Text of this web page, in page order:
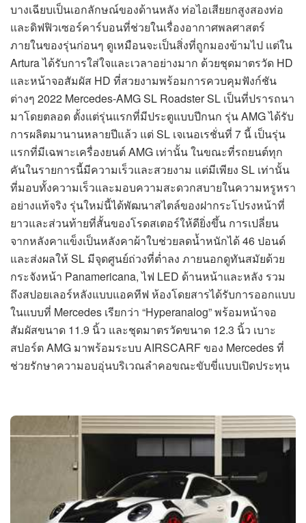
บางเฉียบเป็นเอกลักษณ์ของด้านหลัง ท่อไอเสียยกสูงสองท่อ
และดิฟฟิวเซอร์คาร์บอนที่ช่วยในเรื่องอากาศพลศาสตร์
ภายในของรุ่นก่อนๆ ดูเหมือนจะเป็นสิ่งที่ถูกมองข้ามไป แต่ใน
Artura ได้รับการใส่ใจและเวลาอย่างมาก ด้วยชุดมาตรวัด HD
และหน้าจอสัมผัส HD ที่สวยงามพร้อมการควบคุมฟังก์ชัน
ต่างๆ 2022 Mercedes-AMG SL Roadster SL เป็นที่ปรารถนา
มาโดยตลอด ตั้งแต่รุ่นแรกที่มีประตูแบบปีกนก รุ่น AMG ได้รับ
การผลิตมานานหลายปีแล้ว แต่ SL เจเนอเรชั่นที่ 7 นี้ เป็นรุ่น
แรกที่มีเฉพาะเครื่องยนต์ AMG เท่านั้น ในขณะที่รถยนต์ทุก
คันในรายการนี้มีความเร็วและสวยงาม แต่มีเพียง SL เท่านั้น
ที่มอบทั้งความเร็วและมอบความสะดวกสบายในความหรูหรา
อย่างแท้จริง รุ่นใหม่นี้ได้พัฒนาสไตล์ของฝากระโปรงหน้าที่
ยาวและส่วนท้ายที่สั้นของโรดสเตอร์ให้ดียิ่งขึ้น การเปลี่ยน
จากหลังคาแข็งเป็นหลังคาผ้าใบช่วยลดน้ำหนักได้ 46 ปอนด์
และส่งผลให้ SL มีจุดศูนย์ถ่วงที่ต่ำลง ภายนอกดูทันสมัยด้วย
กระจังหน้า Panamericana, ไฟ LED ด้านหน้าและหลัง รวม
ถึงสปอยเลอร์หลังแบบแอคทีฟ ห้องโดยสารได้รับการออกแบบ
ในแบบที่ Mercedes เรียกว่า “Hyperanalog” พร้อมหน้าจอ
สัมผัสขนาด 11.9 นิ้ว และชุดมาตรวัดขนาด 12.3 นิ้ว เบาะ
สปอร์ต AMG มาพร้อมระบบ AIRSCARF ของ Mercedes ที่
ช่วยรักษาความอบอุ่นบริเวณลำคอขณะขับขี่แบบเปิดประทุน